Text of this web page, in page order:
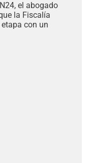
el abogado
la Fiscalía
con un